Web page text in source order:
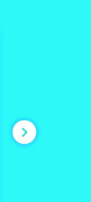
安定性、ネッ
ッションクリ